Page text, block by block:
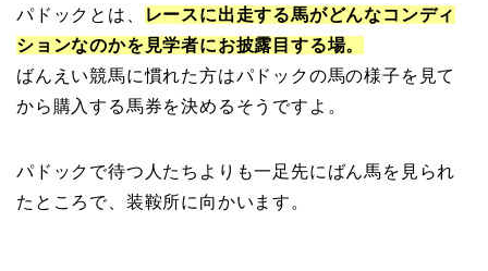
パドックとは、
レースに出走する馬がどんなコンディ
ションなのかを見学者にお披露目する場。
ばんえい競馬に慣れた方はパドックの馬の様子を見て
から購入する馬券を決めるそうですよ。
パドックで待つ人たちよりも一足先にばん馬を見られ
たところで、装鞍所に向かいます。